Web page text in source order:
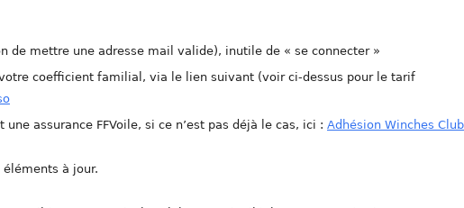
de mettre une adresse mail valide), inutile de « se connecter »
coefficient familial, via le lien suivant (voir ci-dessus pour le tarif
assurance FFVoile, si ce n’est pas déjà le cas, ici : Adhésion Winches Club
éléments à jour.